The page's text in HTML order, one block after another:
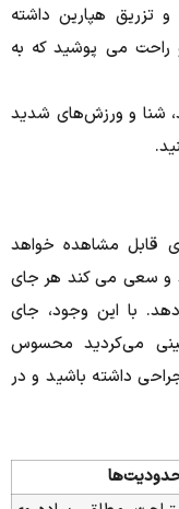
تزریق هپارین داشته
می پوشید که به
شنا و ورزش‌های شدید
قابل مشاهده خواهد
و سعی می کند هر جای
با این وجود، جای
می‌کردید محسوس
داشته باشید و در